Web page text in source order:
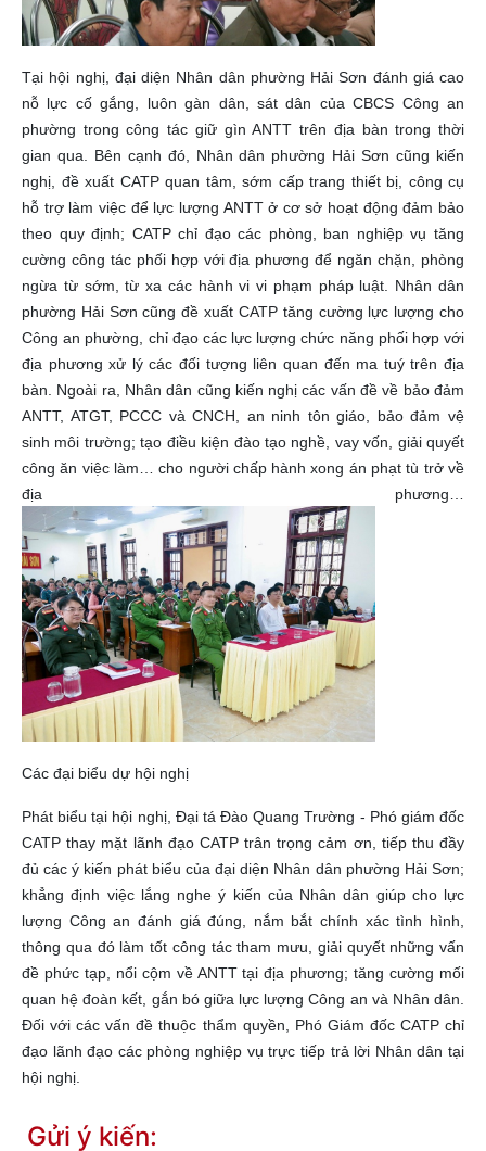
Tại hội nghị, đại diện Nhân dân phường Hải Sơn đánh giá cao
nỗ lực cố gắng, luôn gàn dân, sát dân của CBCS Công an
phường trong công tác giữ gìn ANTT trên địa bàn trong thời
gian qua. Bên cạnh đó, Nhân dân phường Hải Sơn cũng kiến
nghị, đề xuất CATP quan tâm, sớm cấp trang thiết bị, công cụ
hỗ trợ làm việc để lực lượng ANTT ở cơ sở hoạt động đảm bảo
theo quy định; CATP chỉ đạo các phòng, ban nghiệp vụ tăng
cường công tác phối hợp với địa phương để ngăn chặn, phòng
ngừa từ sớm, từ xa các hành vi vi phạm pháp luật. Nhân dân
phường Hải Sơn cũng đề xuất CATP tăng cường lực lượng cho
Công an phường, chỉ đạo các lực lượng chức năng phối hợp với
địa phương xử lý các đối tượng liên quan đến ma tuý trên địa
bàn. Ngoài ra, Nhân dân cũng kiến nghị các vấn đề về bảo đảm
ANTT, ATGT, PCCC và CNCH, an ninh tôn giáo, bảo đảm vệ
sinh môi trường; tạo điều kiện đào tạo nghề, vay vốn, giải quyết
công ăn việc làm… cho người chấp hành xong án phạt tù trở về
địa phương…
Các đại biểu dự hội nghị
Phát biểu tại hội nghị, Đại tá Đào Quang Trường - Phó giám đốc
CATP thay mặt lãnh đạo CATP trân trọng cảm ơn, tiếp thu đầy
đủ các ý kiến phát biểu của đại diện Nhân dân phường Hải Sơn;
khẳng định việc lắng nghe ý kiến của Nhân dân giúp cho lực
lượng Công an đánh giá đúng, nắm bắt chính xác tình hình,
thông qua đó làm tốt công tác tham mưu, giải quyết những vấn
đề phức tạp, nổi cộm về ANTT tại địa phương; tăng cường mối
quan hệ đoàn kết, gắn bó giữa lực lượng Công an và Nhân dân.
Đối với các vấn đề thuộc thẩm quyền, Phó Giám đốc CATP chỉ
đạo lãnh đạo các phòng nghiệp vụ trực tiếp trả lời Nhân dân tại
hội nghị.
Gửi ý kiến: